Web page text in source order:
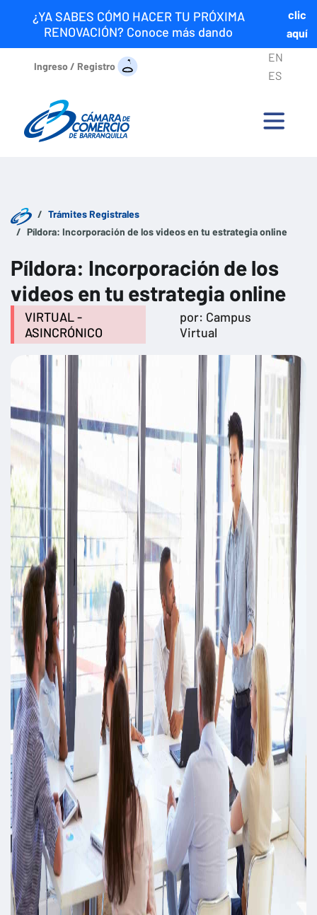
¿YA SABES CÓMO HACER TU PRÓXIMA
RENOVACIÓN? Conoce más dando
clic
aquí
Ingreso / Registro
EN
ES
Trámites Registrales
Píldora: Incorporación de los videos en tu estrategia online
Píldora: Incorporación de los
videos en tu estrategia online
VIRTUAL -
ASINCRÓNICO
por: Campus
Virtual